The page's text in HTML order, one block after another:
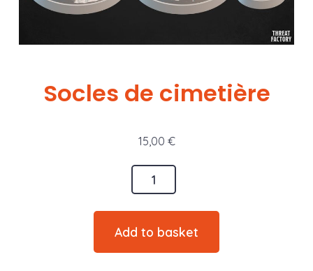
Socles de cimetière
15,00 €
Add to basket